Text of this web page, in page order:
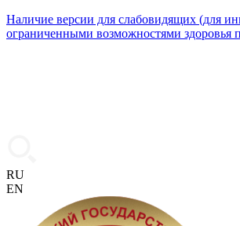
Наличие версии для слабовидящих (для
ограниченными возможностями здоровья
RU
EN